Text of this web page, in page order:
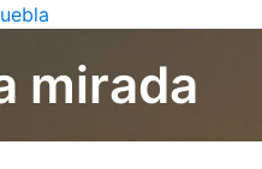
mirada